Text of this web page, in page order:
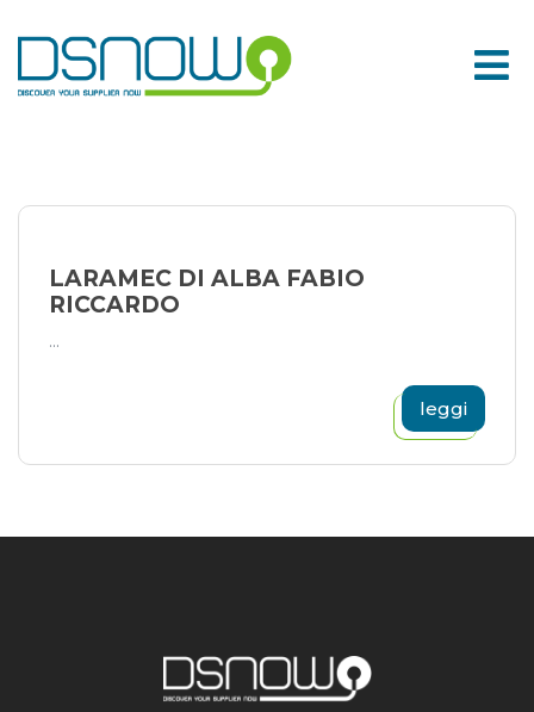
to
content
LARAMEC DI ALBA FABIO
RICCARDO
...
leggi